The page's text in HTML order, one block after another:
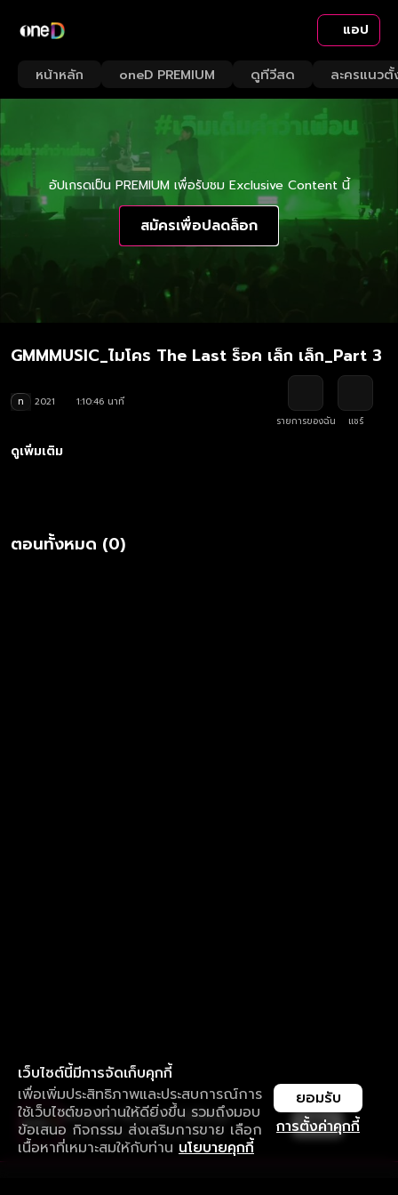
แอป
หน้าหลัก oneD PREMIUM ดูทีวีสด ละครแนวตั้
อัปเกรดเป็น PREMIUM เพื่อรับชม Exclusive Content นี้
สมัครเพื่อปลดล็อก
GMMMUSIC_ไมโคร The Last ร็อค เล็ก เล็ก_Part 3
ท 2021
1:10:46 นาที
รายการของฉัน
แชร์
ดูเพิ่มเติม
ตอนทั้งหมด (0)
เว็บไซต์นี้มีการจัดเก็บคุกกี้
เพื่อเพิ่มประสิทธิภาพและประสบการณ์การ
ใช้เว็บไซต์ของท่านให้ดียิ่งขึ้น รวมถึงมอบ
ข้อเสนอ กิจกรรม ส่งเสริมการขาย เลือก
เนื้อหาที่เหมาะสมให้กับท่าน นโยบายคุกกี้
การตั้งค่าคุกกี้
ยอมรับ
ใช้งานแอป ลื่นไหลกว่า ไม่มีสะดุด
ดาวน์โหลดแอปเพื่อการรับชมที่ดีกว่า เปิด